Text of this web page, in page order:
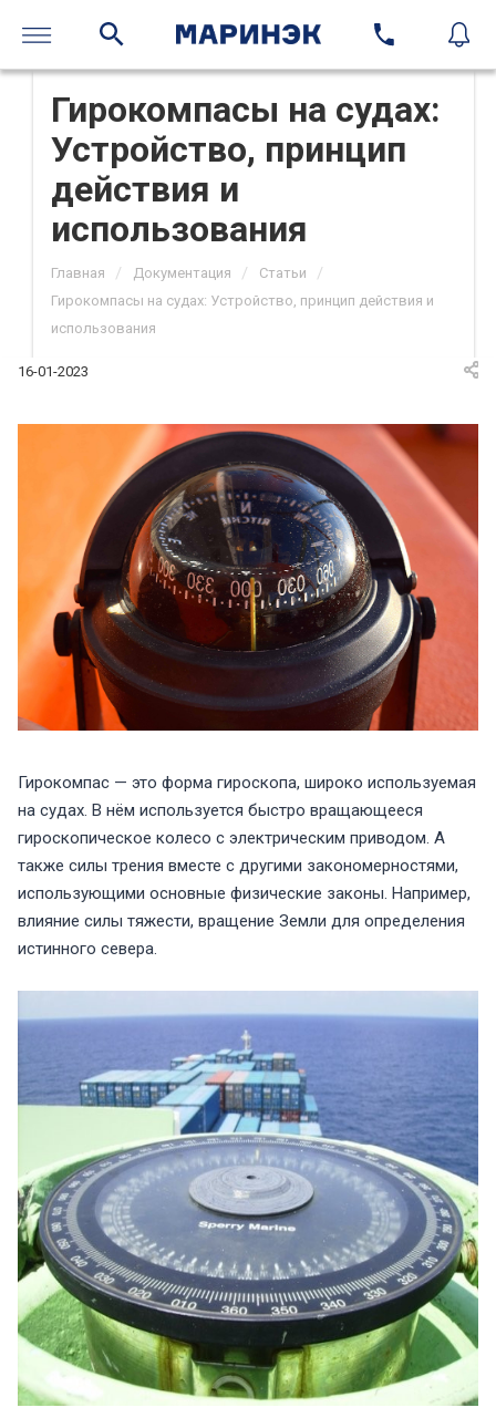
Гирокомпасы на судах:
Устройство, принцип
действия и
использования
Главная / Документация / Статьи /
Гирокомпасы на судах: Устройство, принцип действия и
использования
16-01-2023
Гирокомпас — это форма гироскопа, широко используемая
на судах. В нём используется быстро вращающееся
гироскопическое колесо с электрическим приводом. А
также силы трения вместе с другими закономерностями,
использующими основные физические законы. Например,
влияние силы тяжести, вращение Земли для определения
истинного севера.